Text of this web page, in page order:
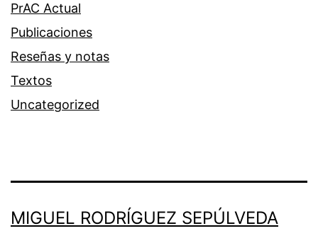
PrAC Actual
Publicaciones
Reseñas y notas
Textos
Uncategorized
MIGUEL RODRÍGUEZ SEPÚLVEDA